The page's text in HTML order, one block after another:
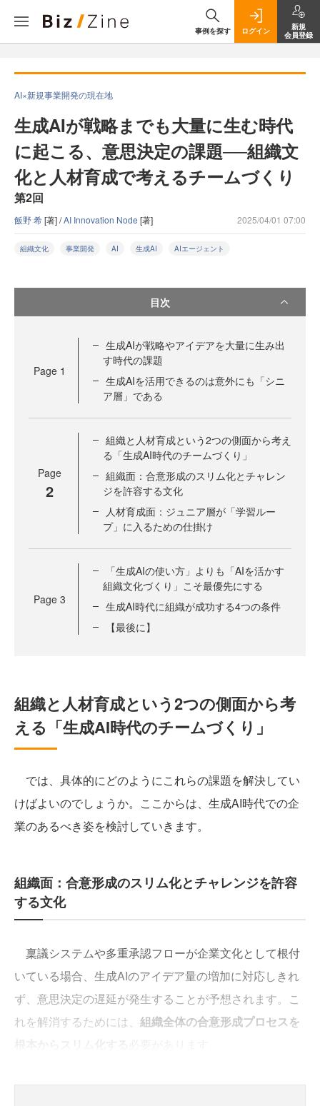
事例を探す ログイン
新規
会員登録
AI×新規事業開発の現在地
生成AIが戦略までも大量に生む時代
に起こる、意思決定の課題──組織文
化と人材育成で考えるチームづくり
第2回
飯野 希[著] /AI Innovation Node [著] 2025/04/01 07:00
組織文化 事業開発 AI 生成AI AIエージェント
目次
Page 1
生成AIが戦略やアイデアを大量に生み出
す時代の課題
生成AIを活用できるのは意外にも「シニ
ア層」である
Page
2
組織と人材育成という2つの側面から考え
る「生成AI時代のチームづくり」
組織面：合意形成のスリム化とチャレン
ジを許容する文化
人材育成面：ジュニア層が「学習ルー
プ」に入るための仕掛け
Page 3
「生成AIの使い方」よりも「AIを活かす
組織文化づくり」こそ最優先にする
生成AI時代に組織が成功する4つの条件
【最後に】
組織と人材育成という2つの側面から考
える「生成AI時代のチームづくり」
では、具体的にどのようにこれらの課題を解決してい
けばよいのでしょうか。ここからは、生成AI時代での企
業のあるべき姿を検討していきます。
組織面：合意形成のスリム化とチャレンジを許容
する文化
稟議システムや多重承認フローが企業文化として根付
いている場合、生成AIのアイデア量の増加に対応しきれ
ず、意思決定の遅延が発生することが予想されます。こ
れを解消するためには、 組織全体の合意形成プロセスを